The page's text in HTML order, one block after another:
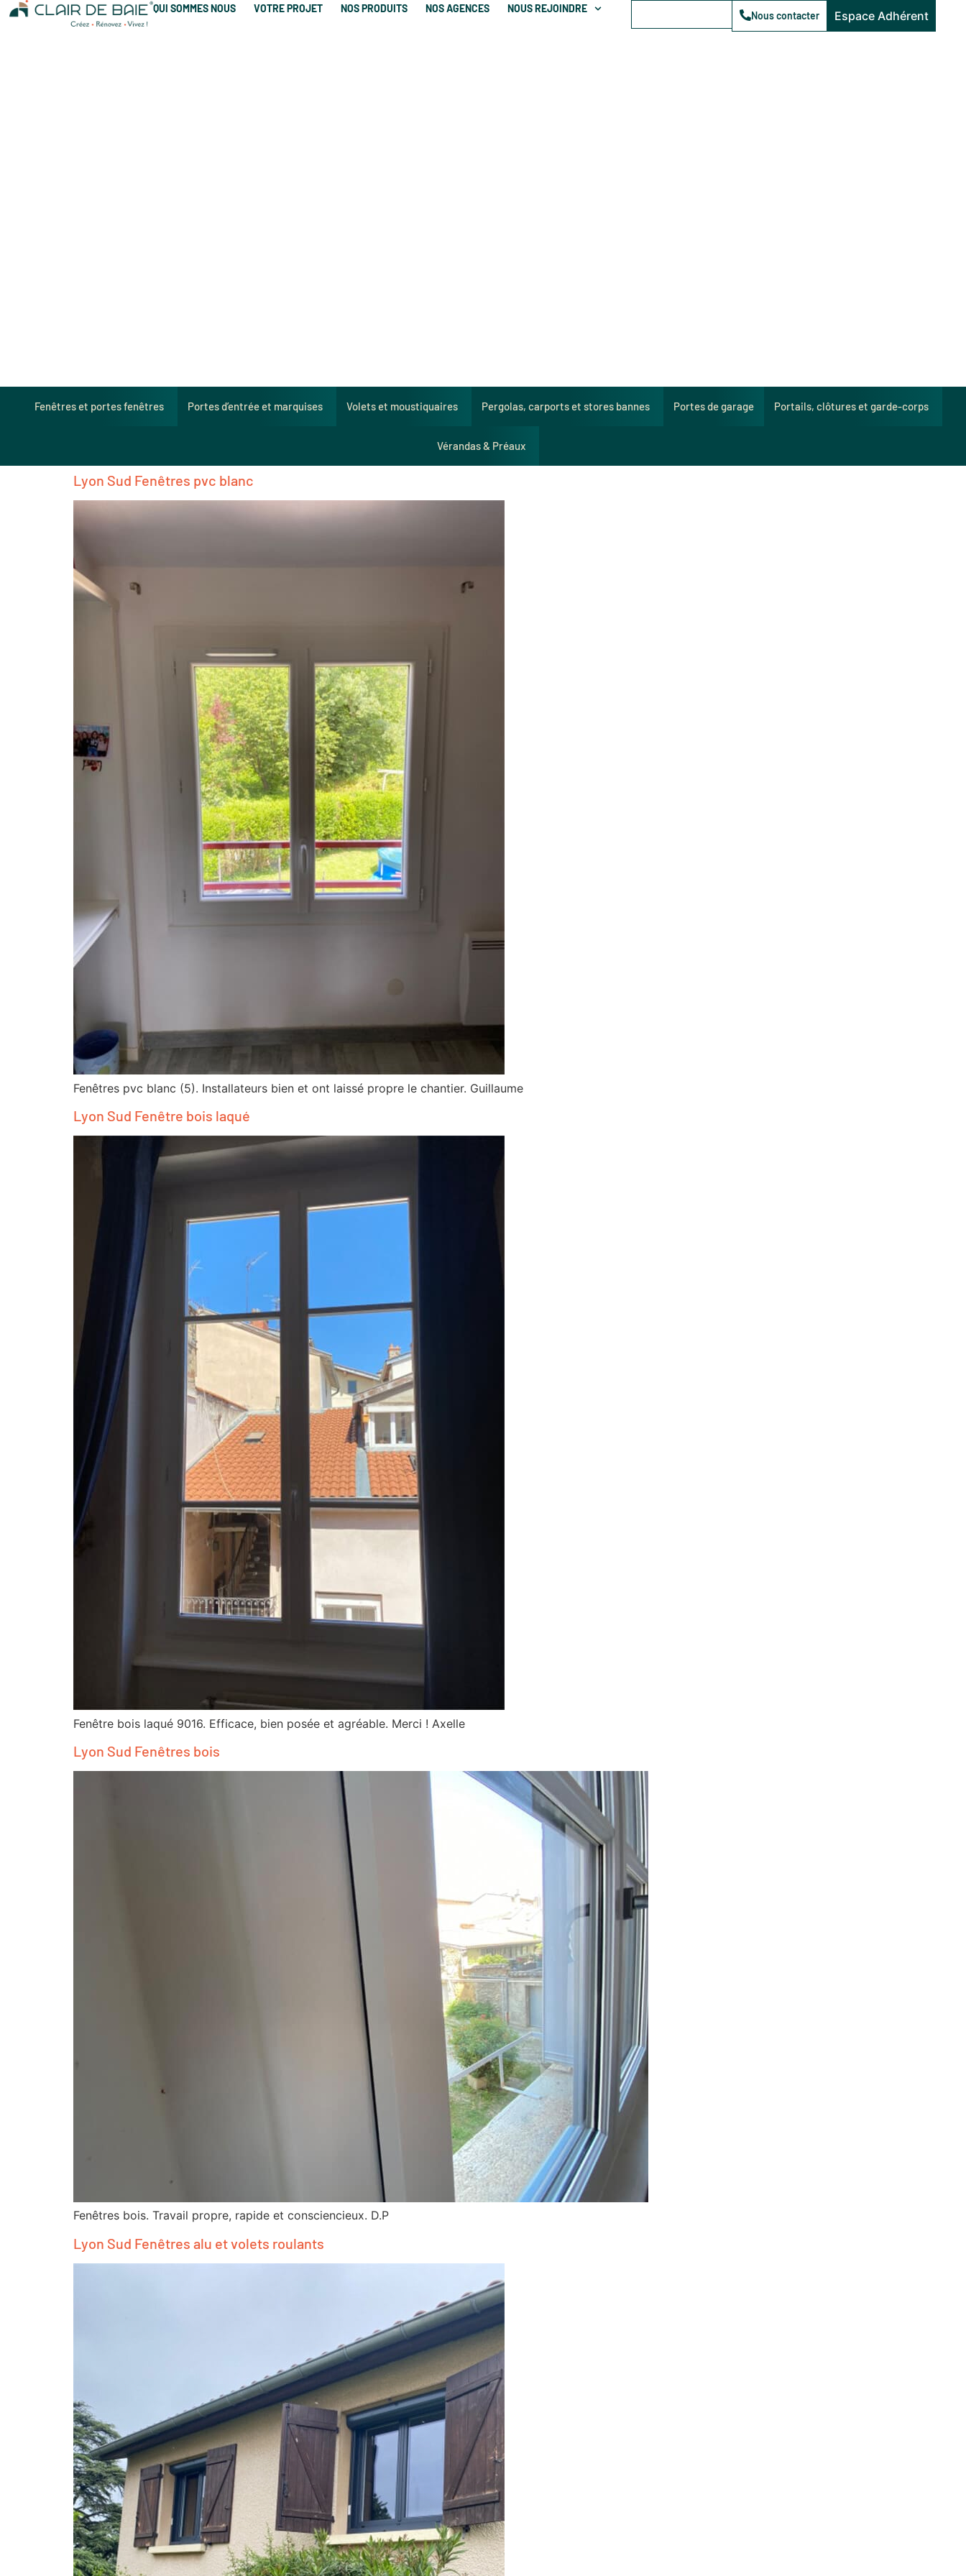
QUI SOMMES NOUS VOTRE PROJET NOS PRODUITS NOS AGENCES NOUS REJOINDRE
Nous contacter Espace Adhérent
Fenêtres et portes fenêtres Portes d’entrée et marquises Volets et moustiquaires Pergolas, carports et stores bannes Portes de garage Portails, clôtures et garde-corps
Vérandas & Préaux
Lyon Sud Fenêtres pvc blanc
Fenêtres pvc blanc (5). Installateurs bien et ont laissé propre le chantier. Guillaume
Lyon Sud Fenêtre bois laqué
Fenêtre bois laqué 9016. Efficace, bien posée et agréable. Merci ! Axelle
Lyon Sud Fenêtres bois
Fenêtres bois. Travail propre, rapide et consciencieux. D.P
Lyon Sud Fenêtres alu et volets roulants